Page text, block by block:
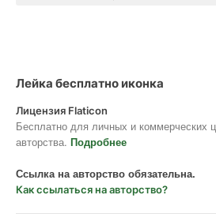
Лейка бесплатно иконка
Лицензия Flaticon
Бесплатно для личных и коммерческих
авторства. Подробнее
Ссылка на авторство обязательна.
Как ссылаться на авторство?